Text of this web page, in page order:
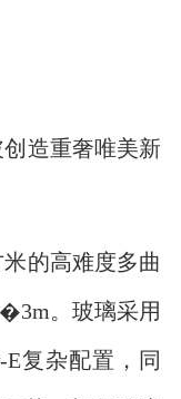
造重奢唯美新
的高难度多曲
。玻璃采用
复杂配置，同